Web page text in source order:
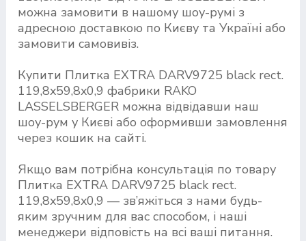
можна замовити в нашому шоу-румі з
адресною доставкою по Києву та Україні або
замовити самовивіз.
Купити Плитка EXTRA DARV9725 black rect.
119,8x59,8x0,9 фабрики RAKO
LASSELSBERGER можна відвідавши наш
шоу-рум у Києві або оформивши замовлення
через кошик на сайті.
Якщо вам потрібна консультація по товару
Плитка EXTRA DARV9725 black rect.
119,8x59,8x0,9 — зв’яжіться з нами будь-
яким зручним для вас способом, і наші
менеджери відповість на всі ваші питання.